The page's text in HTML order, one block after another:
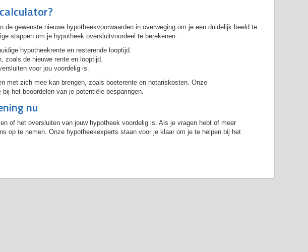
gewenste nieuwe hypotheekvoorwaarden in overweging om je een duidelijk beeld te
stappen om je hypotheek oversluitvoordeel te berekenen:
hypotheekrente en resterende looptijd.
zoals de nieuwe rente en looptijd.
voor jou voordelig is.
met zich mee kan brengen, zoals boeterente en notariskosten. Onze
het beoordelen van je potentiële besparingen.
nu
of het oversluiten van jouw hypotheek voordelig is. Als je vragen hebt of meer
op te nemen. Onze hypotheekexperts staan voor je klaar om je te helpen bij het